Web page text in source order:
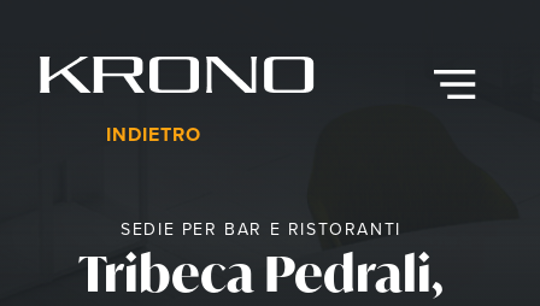
contenuto
Menu
INDIETRO
SEDIE PER BAR E RISTORANTI
Tribeca Pedrali,